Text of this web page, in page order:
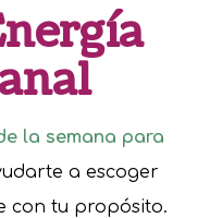
la semana para
a escoger
con tu propósito.